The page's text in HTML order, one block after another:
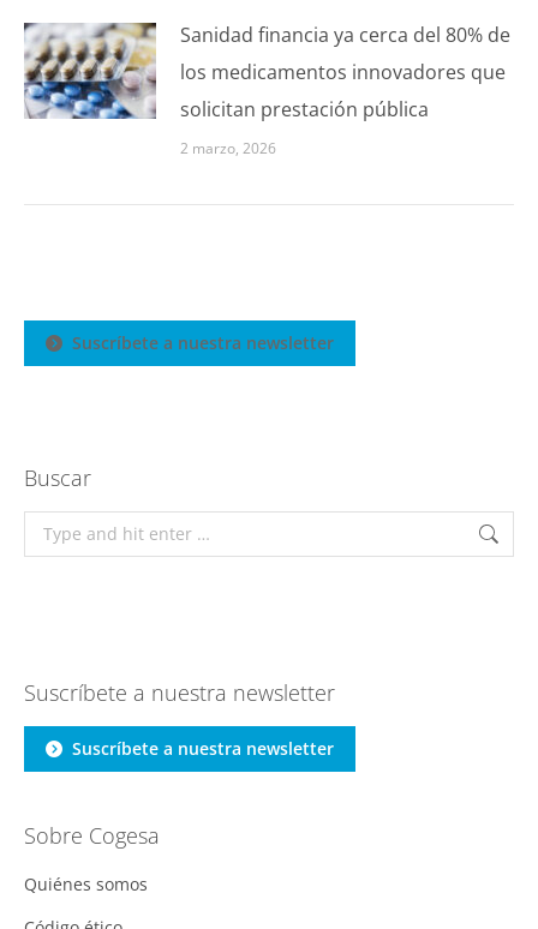
Sanidad financia ya cerca del 80% de
los medicamentos innovadores que
solicitan prestación pública
2 marzo, 2026
Suscríbete a nuestra newsletter
Buscar
Search:
Suscríbete a nuestra newsletter
Suscríbete a nuestra newsletter
Sobre Cogesa
Quiénes somos